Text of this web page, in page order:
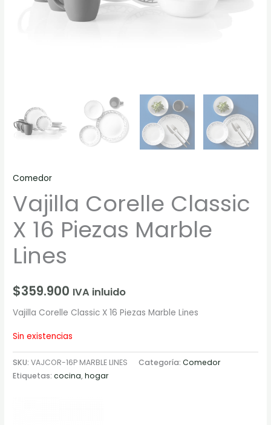
Comedor
Vajilla Corelle Classic
X 16 Piezas Marble
Lines
$359.900 IVA inluido
Vajilla Corelle Classic X 16 Piezas Marble Lines
Sin existencias
SKU:VAJCOR-16P MARBLE LINES Categoría:Comedor
Etiquetas:cocina,hogar